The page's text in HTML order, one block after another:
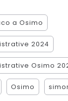
a Osimo
2024
Osimo
Osimo